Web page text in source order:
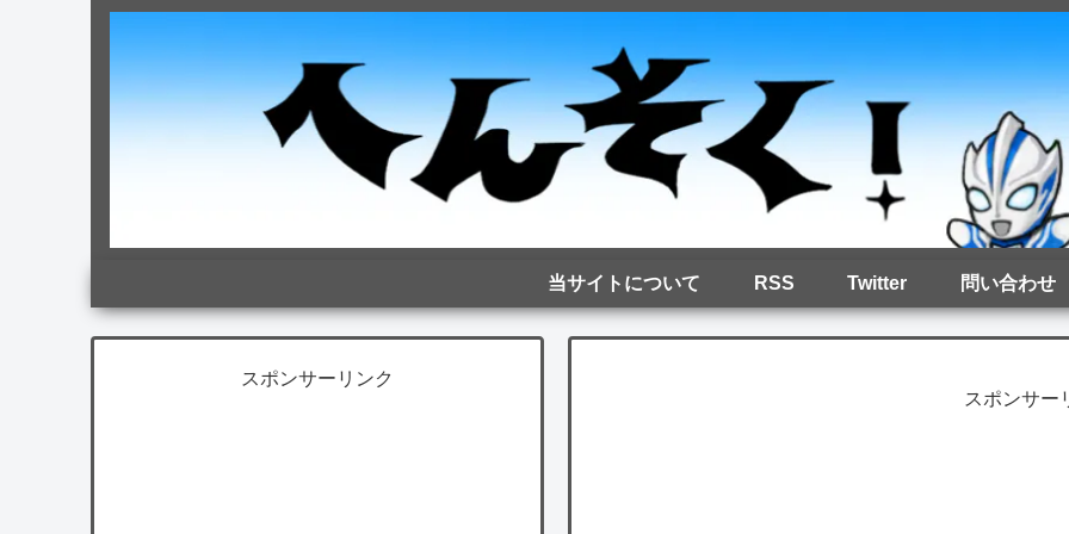
当サイトについて RSS Twitter 問い合わせ
スポンサー
スポンサーリンク